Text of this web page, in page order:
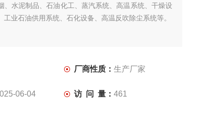
、水泥制品、石油化工、蒸汽系统、高温系统、干燥设
工业石油供用系统、石化设备、高温反吹除尘系统等。
厂商性质： 生产厂家
06-04 访 问 量： 461